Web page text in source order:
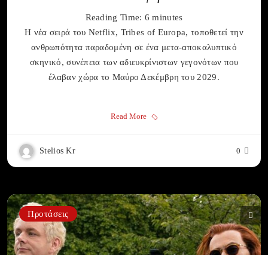
Reading Time: 6 minutes
Η νέα σειρά του Netflix, Tribes of Europa, τοποθετεί την
ανθρωπότητα παραδομένη σε ένα μετα-αποκαλυπτικό
σκηνικό, συνέπεια των αδιευκρίνιστων γεγονότων που
έλαβαν χώρα το Μαύρο Δεκέμβρη του 2029.
Read More
Stelios Kr 0
Προτάσεις